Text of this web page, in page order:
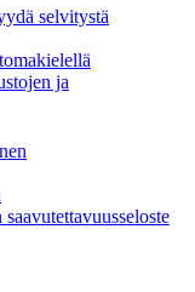
selvitystä
ja